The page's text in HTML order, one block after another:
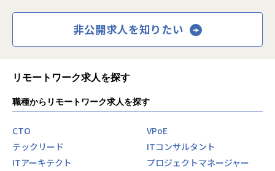
非公開求人を知りたい
リモートワーク求人を探す
職種からリモートワーク求人を探す
CTO
VPoE
テックリード
ITコンサルタント
ITアーキテクト
プロジェクトマネージャー